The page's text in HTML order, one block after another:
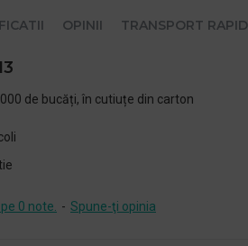
OPINII TRANSPORT RAPID
de bucăți, în cutiuțe din carton
0 note. - Spune-ţi opinia